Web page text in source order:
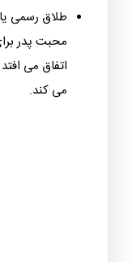
آزادی های
نسبت به
پدران و
آنها کمبود